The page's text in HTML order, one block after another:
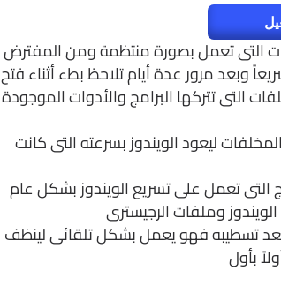
التى تعمل بصورة منتظمة ومن المفترض
وبعد مرور عدة أيام تلاحظ بطء أثناء فتح
التى تتركها البرامج والأدوات الموجودة
ليعود الويندوز بسرعته التى كانت
التى تعمل على تسريع الويندوز بشكل عام
وملفات الرجيسترى
بعد تسطيبه فهو يعمل بشكل تلقائى لينظف
بأول